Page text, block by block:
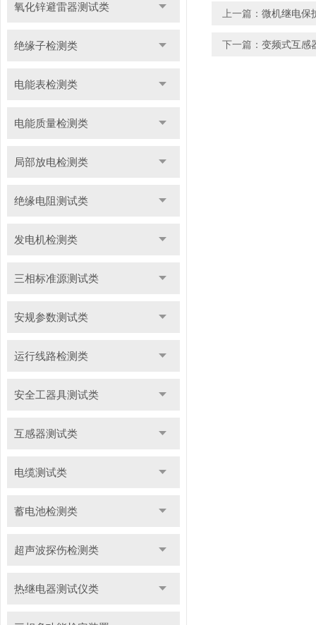
氧化锌避雷器测试类
绝缘子检测类
电能表检测类
电能质量检测类
局部放电检测类
绝缘电阻测试类
发电机检测类
三相标准源测试类
安规参数测试类
运行线路检测类
安全工器具测试类
互感器测试类
电缆测试类
蓄电池检测类
超声波探伤检测类
热继电器测试仪类
上一篇： 微机继电保
下一篇： 变频式互感